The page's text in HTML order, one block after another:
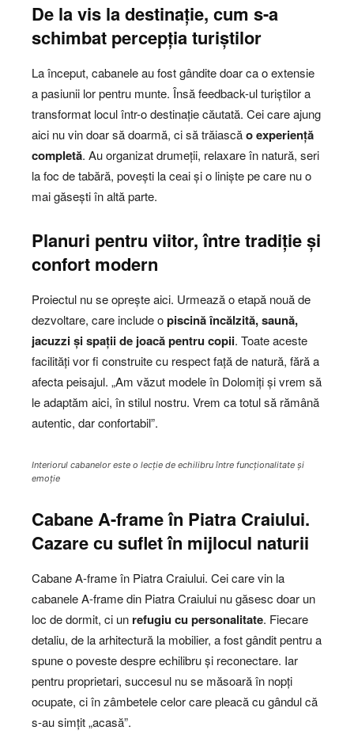
De la vis la destinație, cum s-a
schimbat percepția turiștilor
La început, cabanele au fost gândite doar ca o extensie
a pasiunii lor pentru munte. Însă feedback-ul turiștilor a
transformat locul într-o destinație căutată. Cei care ajung
aici nu vin doar să doarmă, ci să trăiascăo experiență
completă. Au organizat drumeții, relaxare în natură, seri
la foc de tabără, povești la ceai și o liniște pe care nu o
mai găsești în altă parte.
Planuri pentru viitor, între tradiție și
confort modern
Proiectul nu se oprește aici. Urmează o etapă nouă de
dezvoltare, care include opiscină încălzită, saună,
jacuzzi și spații de joacă pentru copii. Toate aceste
facilități vor fi construite cu respect față de natură, fără a
afecta peisajul. „Am văzut modele în Dolomiți și vrem să
le adaptăm aici, în stilul nostru. Vrem ca totul să rămână
autentic, dar confortabil”.
Interiorul cabanelor este o lecție de echilibru între funcționalitate și
emoție
Cabane A-frame în Piatra Craiului.
Cazare cu suflet în mijlocul naturii
Cabane A-frame în Piatra Craiului. Cei care vin la
cabanele A-frame din Piatra Craiului nu găsesc doar un
loc de dormit, ci un refugiu cu personalitate. Fiecare
detaliu, de la arhitectură la mobilier, a fost gândit pentru a
spune o poveste despre echilibru și reconectare. Iar
pentru proprietari, succesul nu se măsoară în nopți
ocupate, ci în zâmbetele celor care pleacă cu gândul că
s-au simțit „acasă”.